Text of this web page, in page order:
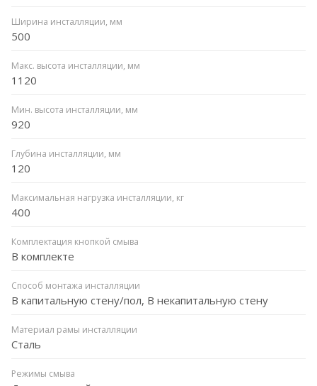
Ширина инсталляции, мм
500
Макс. высота инсталляции, мм
1120
Мин. высота инсталляции, мм
920
Глубина инсталляции, мм
120
Максимальная нагрузка инсталляции, кг
400
Комплектация кнопкой смыва
В комплекте
Способ монтажа инсталляции
В капитальную стену/пол, В некапитальную стену
Материал рамы инсталляции
Сталь
Режимы смыва